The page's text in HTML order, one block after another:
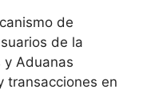
de
de la
y Aduanas
transacciones en